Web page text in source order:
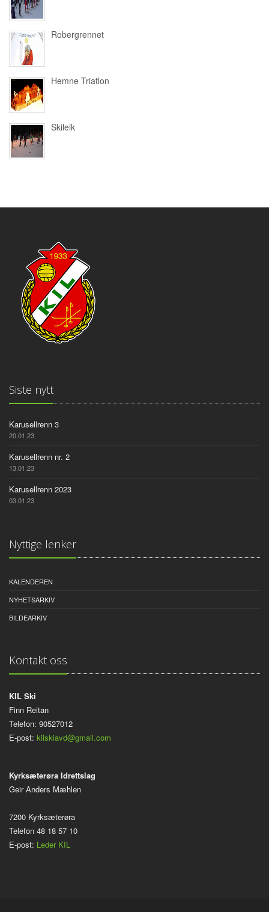
Robergrennet
Hemne Triatlon
Skileik
Siste nytt
Karusellrenn 3
20.01.23
Karusellrenn nr. 2
13.01.23
Karusellrenn 2023
03.01.23
Nyttige lenker
KALENDEREN
NYHETSARKIV
BILDEARKIV
Kontakt oss
KIL Ski
Finn Reitan
Telefon: 90527012
E-post: kilskiavd@gmail.com
Kyrksæterøra Idrettslag
Geir Anders Mæhlen
7200 Kyrksæterøra
Telefon 48 18 57 10
E-post: Leder KIL